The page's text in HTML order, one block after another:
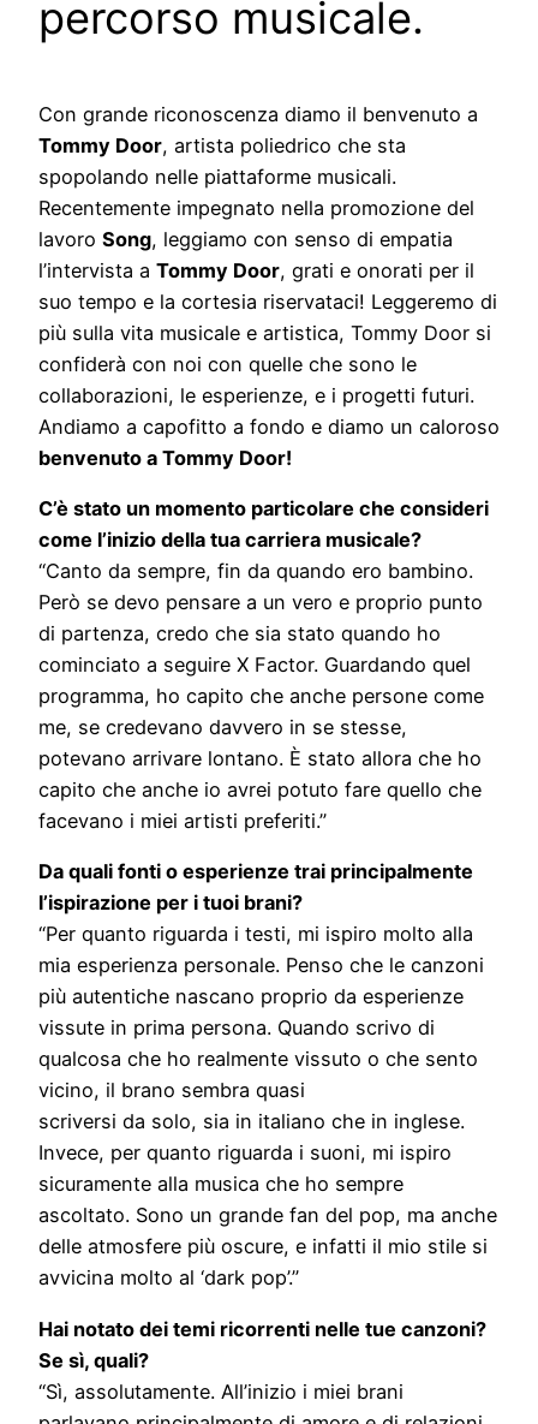
percorso musicale.
Con grande riconoscenza diamo il benvenuto a
Tommy Door, artista poliedrico che sta
spopolando nelle piattaforme musicali.
Recentemente impegnato nella promozione del
lavoro Song, leggiamo con senso di empatia
l’intervista a Tommy Door, grati e onorati per il
suo tempo e la cortesia riservataci! Leggeremo di
più sulla vita musicale e artistica, Tommy Door si
confiderà con noi con quelle che sono le
collaborazioni, le esperienze, e i progetti futuri.
Andiamo a capofitto a fondo e diamo un caloroso
benvenuto a Tommy Door!
C’è stato un momento particolare che consideri
come l’inizio della tua carriera musicale?
“Canto da sempre, fin da quando ero bambino.
Però se devo pensare a un vero e proprio punto
di partenza, credo che sia stato quando ho
cominciato a seguire X Factor. Guardando quel
programma, ho capito che anche persone come
me, se credevano davvero in se stesse,
potevano arrivare lontano. È stato allora che ho
capito che anche io avrei potuto fare quello che
facevano i miei artisti preferiti.”
Da quali fonti o esperienze trai principalmente
l’ispirazione per i tuoi brani?
“Per quanto riguarda i testi, mi ispiro molto alla
mia esperienza personale. Penso che le canzoni
più autentiche nascano proprio da esperienze
vissute in prima persona. Quando scrivo di
qualcosa che ho realmente vissuto o che sento
vicino, il brano sembra quasi
scriversi da solo, sia in italiano che in inglese.
Invece, per quanto riguarda i suoni, mi ispiro
sicuramente alla musica che ho sempre
ascoltato. Sono un grande fan del pop, ma anche
delle atmosfere più oscure, e infatti il mio stile si
avvicina molto al ‘dark pop’.”
Hai notato dei temi ricorrenti nelle tue canzoni?
Se sì, quali?
“Sì, assolutamente. All’inizio i miei brani